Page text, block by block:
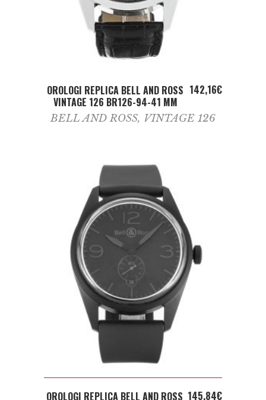
ADD TO CART
OROLOGI REPLICA BELL AND ROSS
VINTAGE 126 BR126-94-41 MM
142,16€
BELL AND ROSS, VINTAGE 126
ADD TO CART
OROLOGI REPLICA BELL AND ROSS 145,84€